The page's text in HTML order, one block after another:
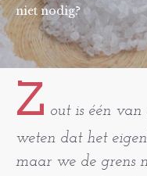
niet nodig?
Z out is één
weten dat het
maar we de grens